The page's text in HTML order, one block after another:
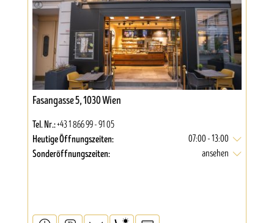
Fasangasse 5, 1030 Wien
Tel. Nr.:+43 1 866 99 - 91 05
Heutige Öffnungszeiten: 07:00 - 13:00
Sonderöffnungszeiten: ansehen